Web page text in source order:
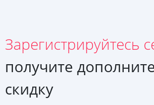
Зарегистрируйтесь
получите
скидку